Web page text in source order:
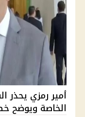
أمير رمزي يحذر
الخاصة ويوضح